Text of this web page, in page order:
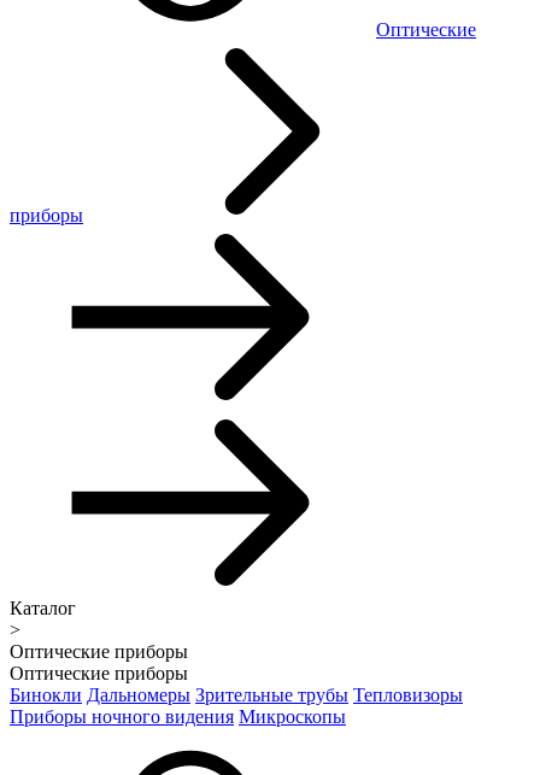
Оптические
приборы
Каталог
>
Оптические приборы
Оптические приборы
Бинокли Дальномеры Зрительные трубы Тепловизоры
Приборы ночного видения Микроскопы